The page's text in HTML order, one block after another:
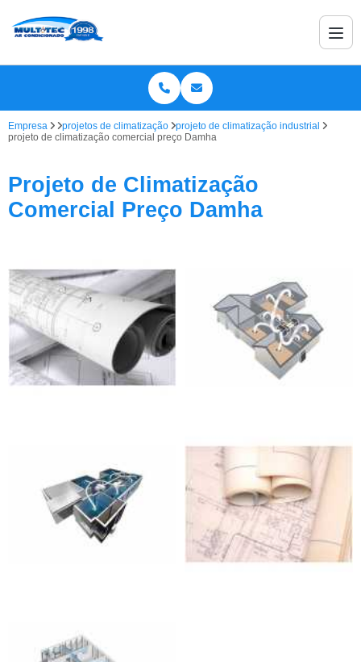
Empresa projetos de climatização
projeto de climatização industrial
projeto de climatização comercial preço Damha
Projeto de Climatização
Comercial Preço Damha